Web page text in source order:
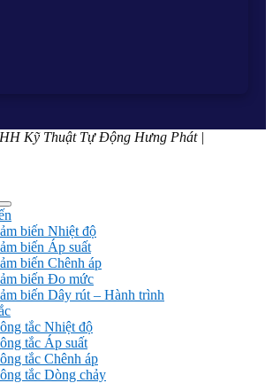
Kỹ Thuật Tự Động Hưng Phát |
biến Nhiệt độ
biến Áp suất
biến Chênh áp
biến Đo mức
biến Dây rút – Hành trình
tắc Nhiệt độ
tắc Áp suất
tắc Chênh áp
tắc Dòng chảy